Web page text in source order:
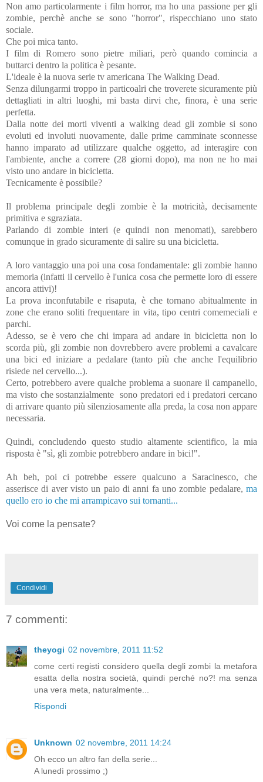
Non amo particolarmente i film horror, ma ho una passione per gli
zombie, perchè anche se sono "horror", rispecchiano uno stato
sociale.
Che poi mica tanto.
I film di Romero sono pietre miliari, però quando comincia a
buttarci dentro la politica è pesante.
L'ideale è la nuova serie tv americana The Walking Dead.
Senza dilungarmi troppo in particoalri che troverete sicuramente più
dettagliati in altri luoghi, mi basta dirvi che, finora, è una serie
perfetta.
Dalla notte dei morti viventi a walking dead gli zombie si sono
evoluti ed involuti nuovamente, dalle prime camminate sconnesse
hanno imparato ad utilizzare qualche oggetto, ad interagire con
l'ambiente, anche a correre (28 giorni dopo), ma non ne ho mai
visto uno andare in bicicletta.
Tecnicamente è possibile?
Il problema principale degli zombie è la motricità, decisamente
primitiva e sgraziata.
Parlando di zombie interi (e quindi non menomati), sarebbero
comunque in grado sicuramente di salire su una bicicletta.
A loro vantaggio una poi una cosa fondamentale: gli zombie hanno
memoria (infatti il cervello è l'unica cosa che permette loro di essere
ancora attivi)!
La prova inconfutabile e risaputa, è che tornano abitualmente in
zone che erano soliti frequentare in vita, tipo centri comemeciali e
parchi.
Adesso, se è vero che chi impara ad andare in bicicletta non lo
scorda più, gli zombie non dovrebbero avere problemi a cavalcare
una bici ed iniziare a pedalare (tanto più che anche l'equilibrio
risiede nel cervello...).
Certo, potrebbero avere qualche problema a suonare il campanello,
ma visto che sostanzialmente sono predatori ed i predatori cercano
di arrivare quanto più silenziosamente alla preda, la cosa non appare
necessaria.
Quindi, concludendo questo studio altamente scientifico, la mia
risposta è "sì, gli zombie potrebbero andare in bici!".
Ah beh, poi ci potrebbe essere qualcuno a Saracinesco, che
asserisce di aver visto un paio di anni fa uno zombie pedalare, ma
quello ero io che mi arrampicavo sui tornanti...
Voi come la pensate?
Condividi
7 commenti:
theyogi 02 novembre, 2011 11:52
come certi registi considero quella degli zombi la metafora
esatta della nostra società, quindi perché no?! ma senza
una vera meta, naturalmente...
Rispondi
Unknown 02 novembre, 2011 14:24
Oh ecco un altro fan della serie...
A lunedì prossimo ;)